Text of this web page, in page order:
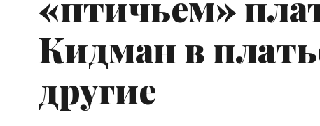
Кидман в
другие